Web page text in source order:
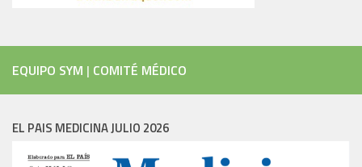
EQUIPO SYM | COMITÉ MÉDICO
EL PAIS MEDICINA JULIO 2026